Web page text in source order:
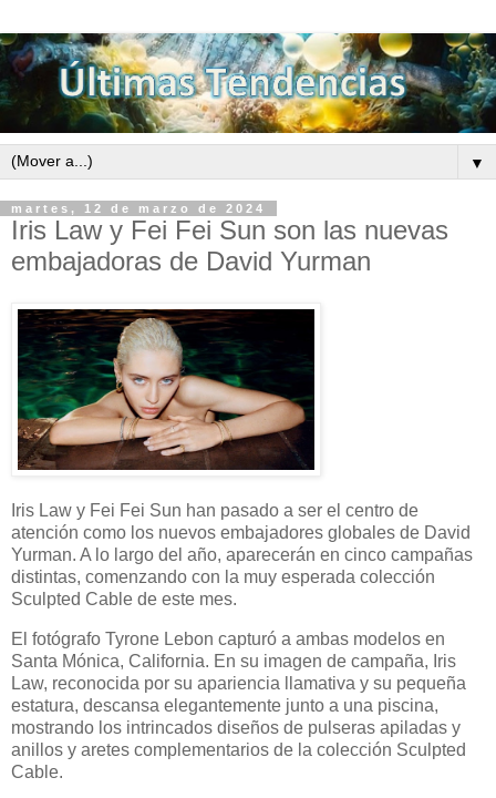
▼
martes, 12 de marzo de 2024
Iris Law y Fei Fei Sun son las nuevas
embajadoras de David Yurman
Iris Law y Fei Fei Sun han pasado a ser el centro de
atención como los nuevos embajadores globales de David
Yurman. A lo largo del año, aparecerán en cinco campañas
distintas, comenzando con la muy esperada colección
Sculpted Cable de este mes.
El fotógrafo Tyrone Lebon capturó a ambas modelos en
Santa Mónica, California. En su imagen de campaña, Iris
Law, reconocida por su apariencia llamativa y su pequeña
estatura, descansa elegantemente junto a una piscina,
mostrando los intrincados diseños de pulseras apiladas y
anillos y aretes complementarios de la colección Sculpted
Cable.